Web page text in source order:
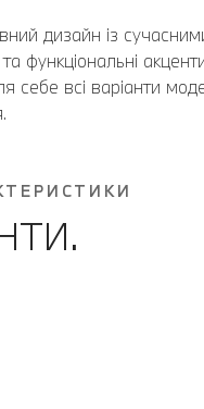
дизайн із
функціональні
всі варіанти